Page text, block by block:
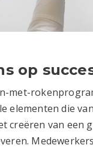
op
met-
elementen die
creëren van een